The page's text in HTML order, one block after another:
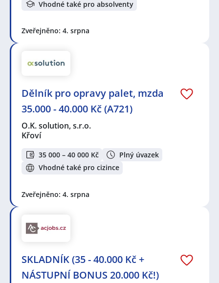
Vhodné také pro absolventy
Zveřejněno: 4. srpna
Dělník pro opravy palet, mzda
35.000 - 40.000 Kč (A721)
O.K. solution, s.r.o.
Křoví
35 000 – 40 000 Kč
Plný úvazek
Vhodné také pro cizince
Zveřejněno: 4. srpna
SKLADNÍK (35 - 40.000 Kč +
NÁSTUPNÍ BONUS 20.000 Kč!)